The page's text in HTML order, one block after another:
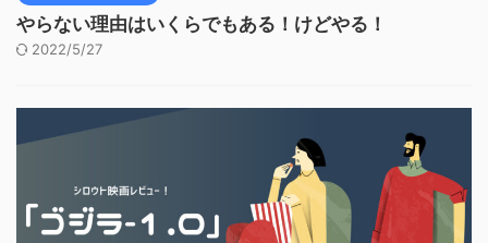
やらない理由はいくらでもある！けどやる！
2022/5/27